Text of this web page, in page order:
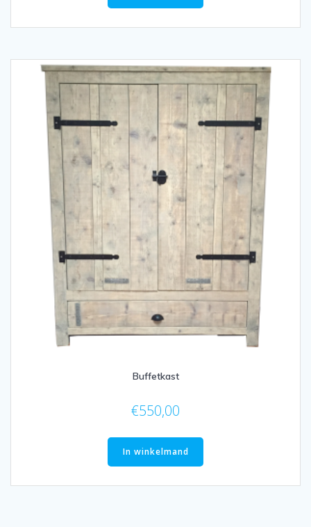
Buffetkast
€550,00
In winkelmand